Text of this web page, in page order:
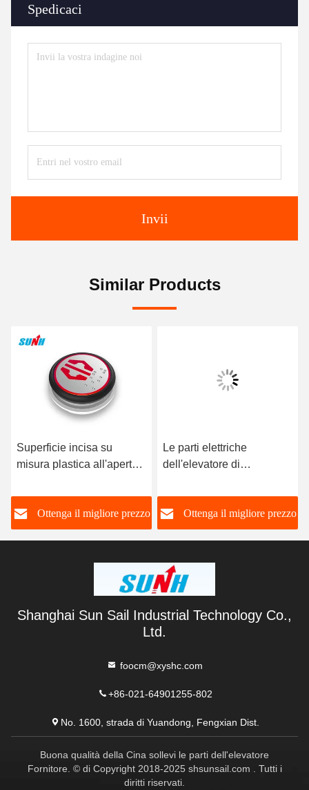
Spedicaci
Invii
Similar Products
Superficie incisa su
misura plastica all'aperto
della sostituzione
Ottenga il migliore prezzo
Le parti elettriche
dell'elevatore di
Braille abbottona l'ABS/ss
materiale
Ottenga il migliore prezzo
Shanghai Sun Sail Industrial Technology Co.,
Ltd.
foocm@xyshc.com
+86-021-64901255-802
No. 1600, strada di Yuandong, Fengxian Dist.
Buona qualità della Cina sollevi le parti dell'elevatore
Fornitore. © di Copyright 2018-2025 shsunsail.com . Tutti i
diritti riservati.